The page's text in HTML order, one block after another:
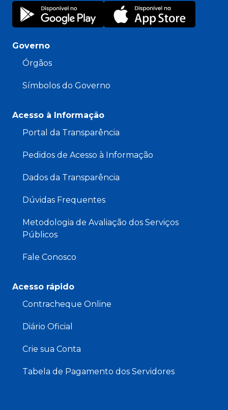
Governo
Órgãos
Símbolos do Governo
Acesso à Informação
Portal da Transparência
Pedidos de Acesso à Informação
Dados da Transparência
Dúvidas Frequentes
Metodologia de Avaliação dos Serviços
Públicos
Fale Conosco
Acesso rápido
Contracheque Online
Diário Oficial
Crie sua Conta
Tabela de Pagamento dos Servidores